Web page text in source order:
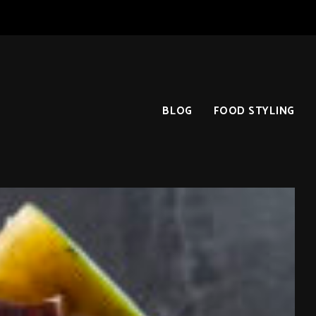
FOOD STYLING
BLOG